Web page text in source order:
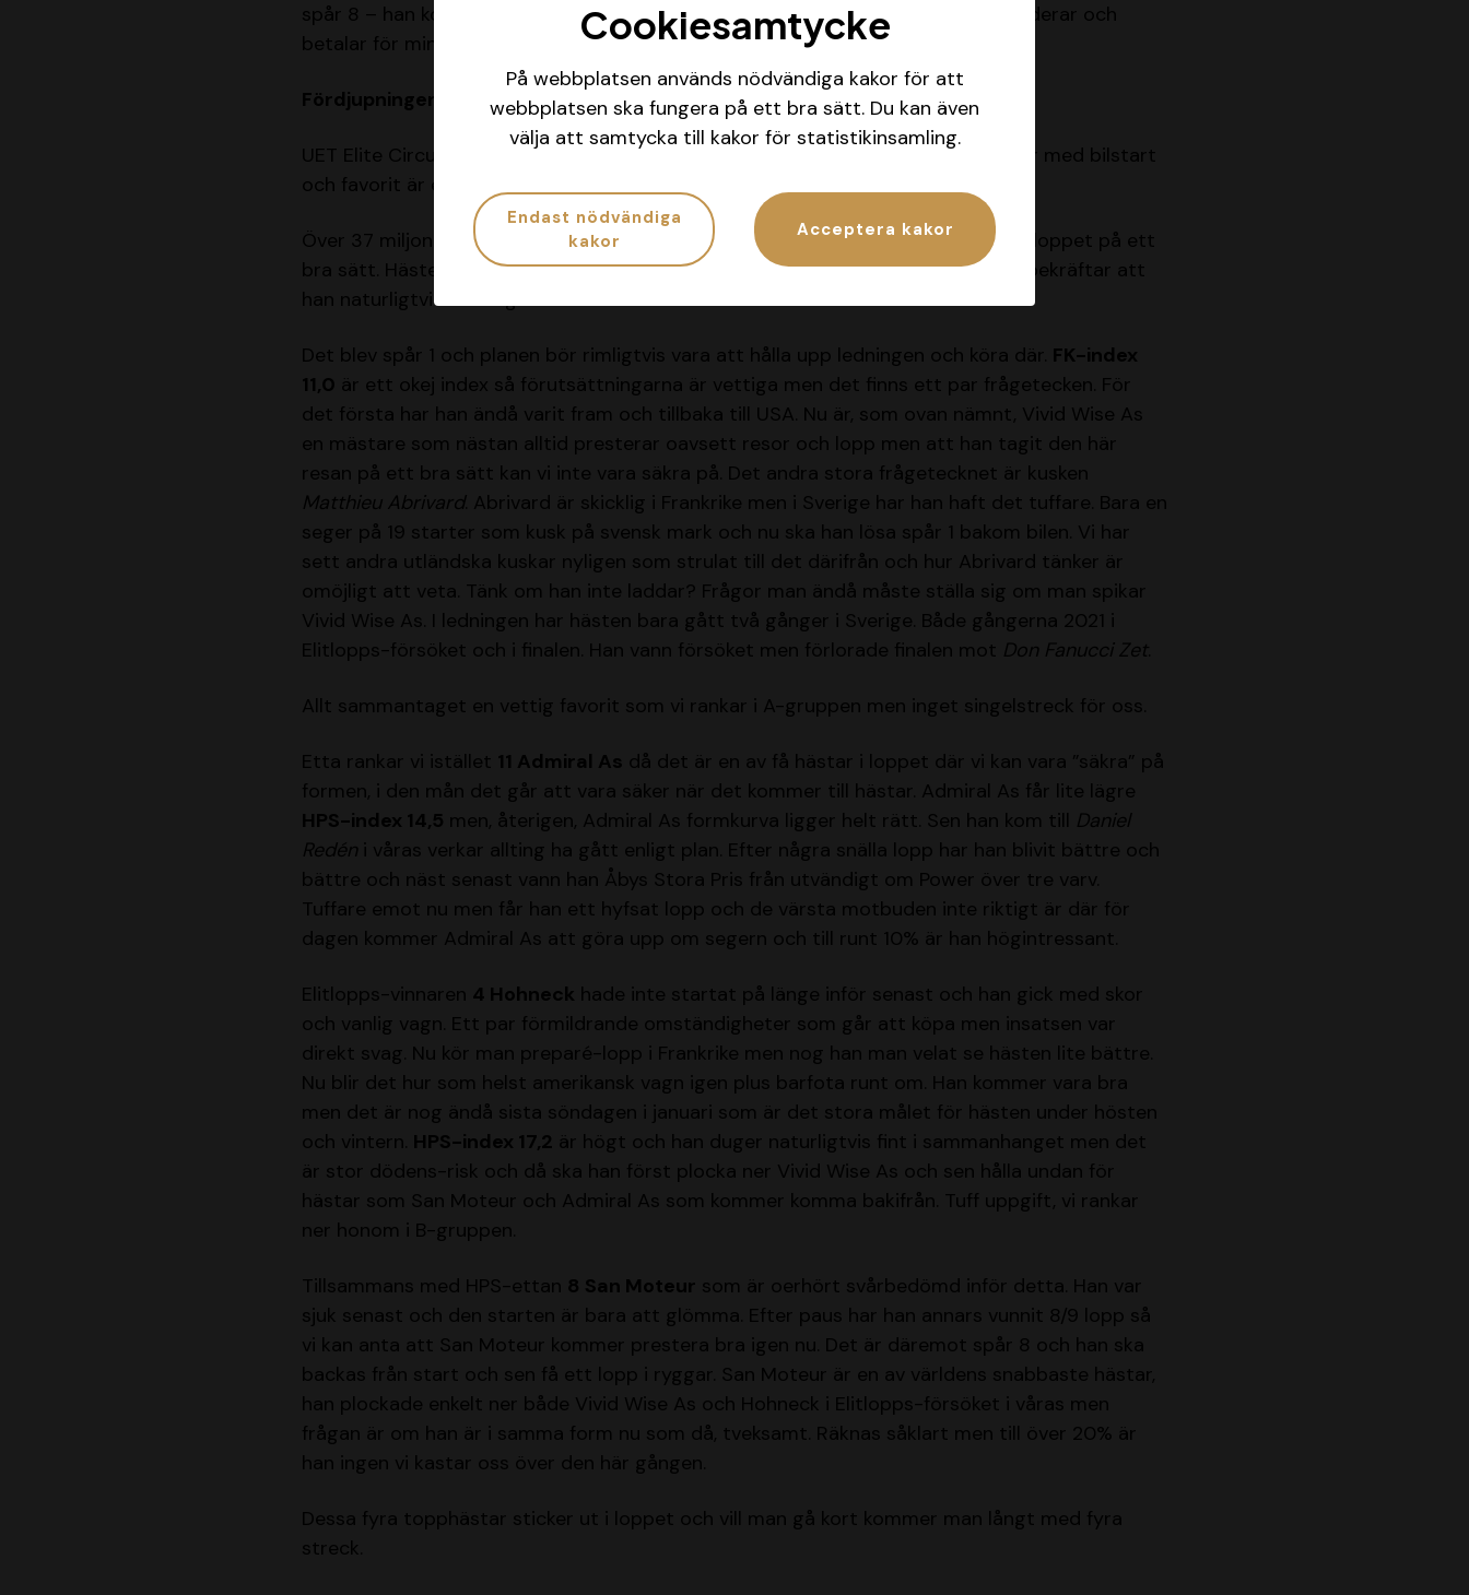
spår 8 – han kommer behöva vara enorm för att runda ett sånt här gäng. Vi garderar och
betalar för minst A- och B-gruppen.
Fördjupningen:
UET Elite Circuit Finale är det som ska avgöras i V75-1. Ett lopp över 2 140 meter med bilstart
och favorit är en av världens hårdaste och bästa hästar,
Över 37 miljoner intjänat säger sig självt och senast var han i USA och vann VM-loppet på ett
bra sätt. Hästen gör mer eller mindre aldrig ett dåligt lopp ochHPS-index 17,8
bekräftar att
han naturligtvis står sig väl även mot det här motståndet.
Det blev spår 1 och planen bör rimligtvis vara att hålla upp ledningen och köra där. FK-index
11,0 är ett okej index så förutsättningarna är vettiga men det finns ett par frågetecken. För
det första har han ändå varit fram och tillbaka till USA. Nu är, som ovan nämnt, Vivid Wise As
en mästare som nästan alltid presterar oavsett resor och lopp men att han tagit den här
resan på ett bra sätt kan vi inte vara säkra på. Det andra stora frågetecknet är kusken
Matthieu Abrivard. Abrivard är skicklig i Frankrike men i Sverige har han haft det tuffare. Bara en
seger på 19 starter som kusk på svensk mark och nu ska han lösa spår 1 bakom bilen. Vi har
sett andra utländska kuskar nyligen som strulat till det därifrån och hur Abrivard tänker är
omöjligt att veta. Tänk om han inte laddar? Frågor man ändå måste ställa sig om man spikar
Vivid Wise As. I ledningen har hästen bara gått två gånger i Sverige. Både gångerna 2021 i
Elitlopps-försöket och i finalen. Han vann försöket men förlorade finalen mot Don Fanucci Zet.
Allt sammantaget en vettig favorit som vi rankar i A-gruppen men inget singelstreck för oss.
Etta rankar vi istället 11 Admiral As då det är en av få hästar i loppet där vi kan vara ”säkra” på
formen, i den mån det går att vara säker när det kommer till hästar. Admiral As får lite lägre
HPS-index 14,5 men, återigen, Admiral As formkurva ligger helt rätt. Sen han kom till Daniel
Redén i våras verkar allting ha gått enligt plan. Efter några snälla lopp har han blivit bättre och
bättre och näst senast vann han Åbys Stora Pris från utvändigt om Power över tre varv.
Tuffare emot nu men får han ett hyfsat lopp och de värsta motbuden inte riktigt är där för
dagen kommer Admiral As att göra upp om segern och till runt 10% är han högintressant.
Elitlopps-vinnaren 4 Hohneck hade inte startat på länge inför senast och han gick med skor
och vanlig vagn. Ett par förmildrande omständigheter som går att köpa men insatsen var
direkt svag. Nu kör man preparé-lopp i Frankrike men nog han man velat se hästen lite bättre.
Nu blir det hur som helst amerikansk vagn igen plus barfota runt om. Han kommer vara bra
men det är nog ändå sista söndagen i januari som är det stora målet för hästen under hösten
och vintern. HPS-index 17,2 är högt och han duger naturligtvis fint i sammanhanget men det
är stor dödens-risk och då ska han först plocka ner Vivid Wise As och sen hålla undan för
hästar som San Moteur och Admiral As som kommer komma bakifrån. Tuff uppgift, vi rankar
ner honom i B-gruppen.
Tillsammans med HPS-ettan 8 San Moteur som är oerhört svårbedömd inför detta. Han var
sjuk senast och den starten är bara att glömma. Efter paus har han annars vunnit 8/9 lopp så
vi kan anta att San Moteur kommer prestera bra igen nu. Det är däremot spår 8 och han ska
backas från start och sen få ett lopp i ryggar. San Moteur är en av världens snabbaste hästar,
han plockade enkelt ner både Vivid Wise As och Hohneck i Elitlopps-försöket i våras men
frågan är om han är i samma form nu som då, tveksamt. Räknas såklart men till över 20% är
han ingen vi kastar oss över den här gången.
Dessa fyra topphästar sticker ut i loppet och vill man gå kort kommer man långt med fyra
streck.
Cookiesamtycke
På webbplatsen används nödvändiga kakor för att
webbplatsen ska fungera på ett bra sätt. Du kan även
välja att samtycka till kakor för statistikinsamling.
Endast nödvändiga
kakor
Acceptera kakor